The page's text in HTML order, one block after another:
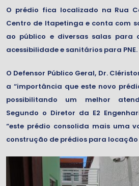
O prédio fica localizado na Rua
Centro de Itapetinga e conta com
ao público e diversas salas para
acessibilidade e sanitários para PNE.
O Defensor Público Geral, Dr.
a “importância que este novo
possibilitando um melhor
Segundo o Diretor da E2
“este prédio consolida mais uma
construção de prédios para locação